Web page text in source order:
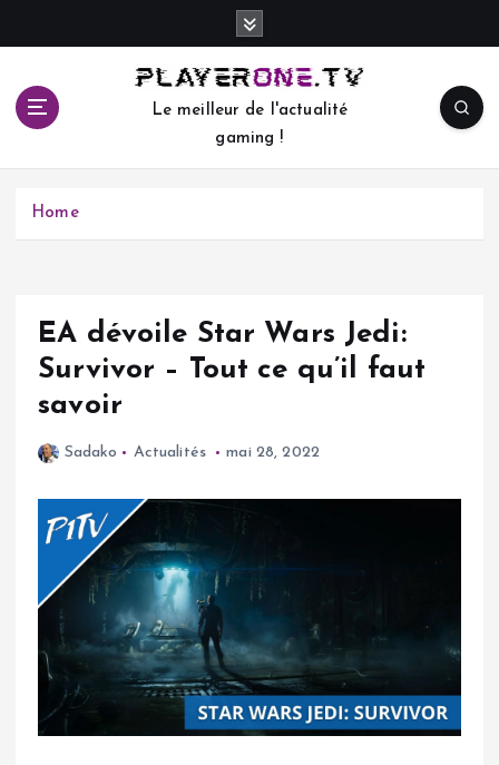
c
Le meilleur de l'actualité
gaming !
Home
EA dévoile Star Wars Jedi:
Survivor – Tout ce qu’il faut
savoir
Sadako Actualités mai 28, 2022